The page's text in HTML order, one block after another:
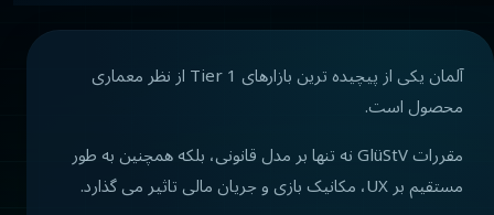
آلمان یکی از پیچیده ترین بازارهای Tier 1 از نظر معماری
محصول است.
مقررات GlüStV نه تنها بر مدل قانونی، بلکه همچنین به طور
مستقیم بر UX، مکانیک بازی و جریان مالی تاثیر می گذارد.